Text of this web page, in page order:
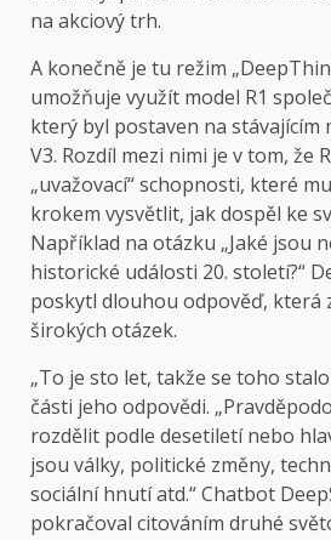
na akciový trh.
A konečně je tu režim
umožňuje využít model R1
který byl postaven na stávajícím
V3. Rozdíl mezi nimi je v tom, že
„uvažovací“ schopnosti, které
krokem vysvětlit, jak dospěl ke
Například na otázku „Jaké jsou
historické události 20. století?“
poskytl dlouhou odpověď, která
širokých otázek.
„To je sto let, takže se toho
části jeho odpovědi.
rozdělit podle desetiletí nebo
jsou války, politické změny,
sociální hnutí atd.“ Chatbot
pokračoval citováním druhé